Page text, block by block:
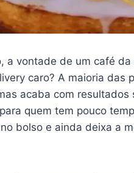
a vontade de um café
caro? A maioria das
acaba com resultados
quem tem pouco
bolso e ainda deixa a